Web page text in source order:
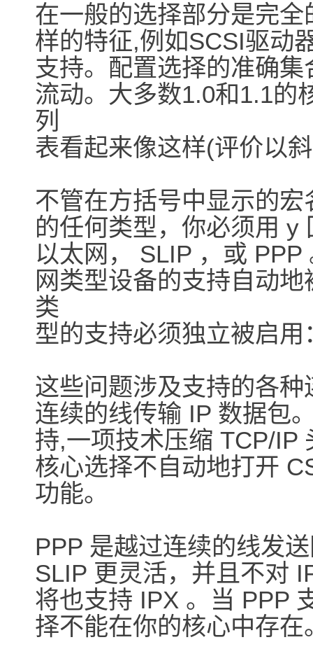
在一般的选择部分是完
样的特征,例如SCSI驱动
支持。配置选择的准确
流动。大多数1.0和1.1的
列
表看起来像这样(评价以
不管在方括号中显示的
的任何类型，你必须用 y
以太网， SLIP ，或
网类型设备的支持自动
类
型的支持必须独立被启用
这些问题涉及支持的各
连续的线传输 IP 数据包
持,一项技术压缩 TCP/IP
核心选择不自动地打开
功能。
PPP 是越过连续的线发
SLIP 更灵活，并且不对
将也支持 IPX 。当 PPP
择不能在你的核心中存在